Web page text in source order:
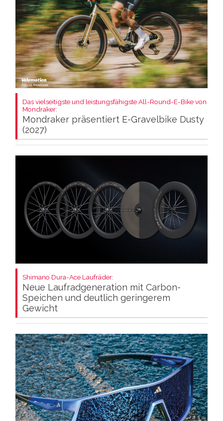
Das vielseitigste und leistungsfähigste All-Round-E-Bike von
Mondraker:
Mondraker präsentiert E-Gravelbike Dusty
(2027)
Shimano Dura-Ace Laufräder:
Neue Laufradgeneration mit Carbon-
Speichen und deutlich geringerem
Gewicht